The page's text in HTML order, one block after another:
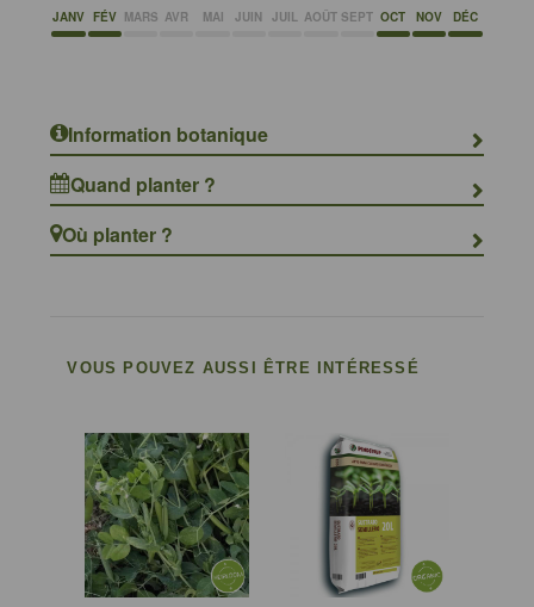
JANV FÉV MARS AVR MAI JUIN JUIL AOÛT SEPT OCT NOV DÉC
Information botanique
Quand planter ?
Où planter ?
VOUS POUVEZ AUSSI ÊTRE INTÉRESSÉ